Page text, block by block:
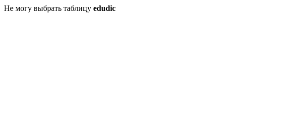
Не могу выбрать таблицу edudic